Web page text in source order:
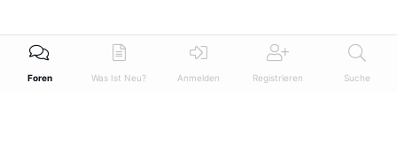
Foren Was Ist Neu? Anmelden Registrieren Suche